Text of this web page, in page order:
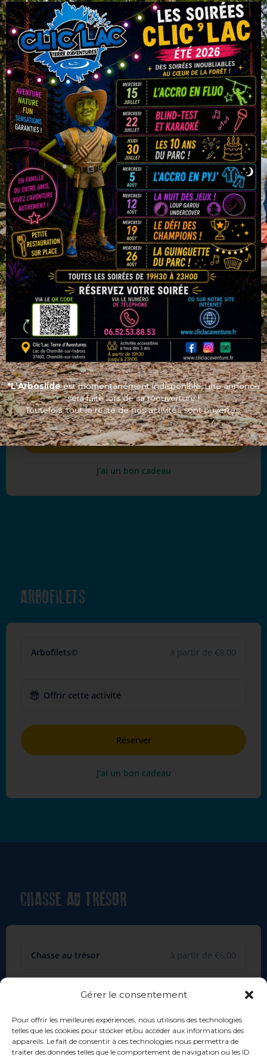
Gérer le consentement
Pour offrir les meilleures expériences, nous utilisons des technologies
telles que les cookies pour stocker et/ou accéder aux informations des
appareils. Le fait de consentir à ces technologies nous permettra de
traiter des données telles que le comportement de navigation ou les ID
Offrir cette activité
Réserver
J’ai un bon cadeau
Parcours Tyroliennes géantes en
supplément des parcours
aventure
à partir de €3.00
Uniquement le parcours
tyroliennes géantes
à partir de €3.00
Offrir cette activité
Réserver
J’ai un bon cadeau
PARCOURS TYROLIENNES GÉANTES
ARBOFILETS
Arbofilets© à partir de €8.00
Offrir cette activité
Réserver
J’ai un bon cadeau
CHASSE AU TRÉSOR
Chasse au trésor à partir de €6.00
Offrir cette activité
Réserver
*L’Arboslideest momentanément indisponible, une annonce
sera faite lors de sa réouverture !
Toutefois, tout le reste de nos activités sont ouvertes.